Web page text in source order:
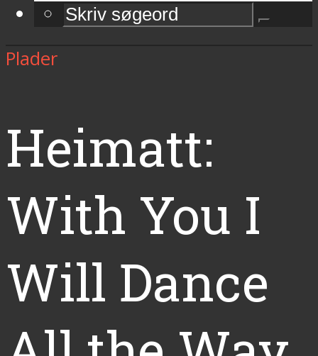
Plader
Heimatt:
With You I
Will Dance